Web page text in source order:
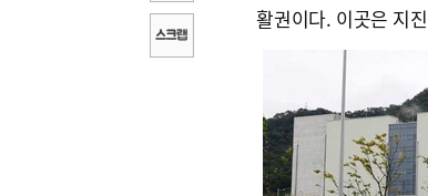
활권이다. 이곳은 지